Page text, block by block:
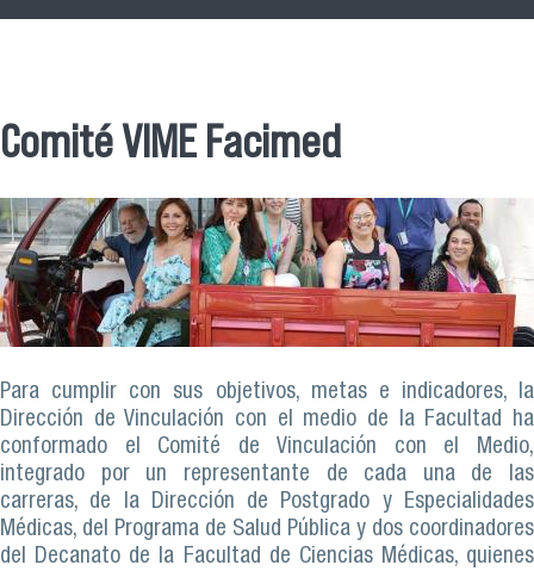
Comité VIME Facimed
Para cumplir con sus objetivos, metas e indicadores, la
Dirección de Vinculación con el medio de la Facultad ha
conformado el Comité de Vinculación con el Medio,
integrado por un representante de cada una de las
carreras, de la Dirección de Postgrado y Especialidades
Médicas, del Programa de Salud Pública y dos coordinadores
del Decanato de la Facultad de Ciencias Médicas, quienes